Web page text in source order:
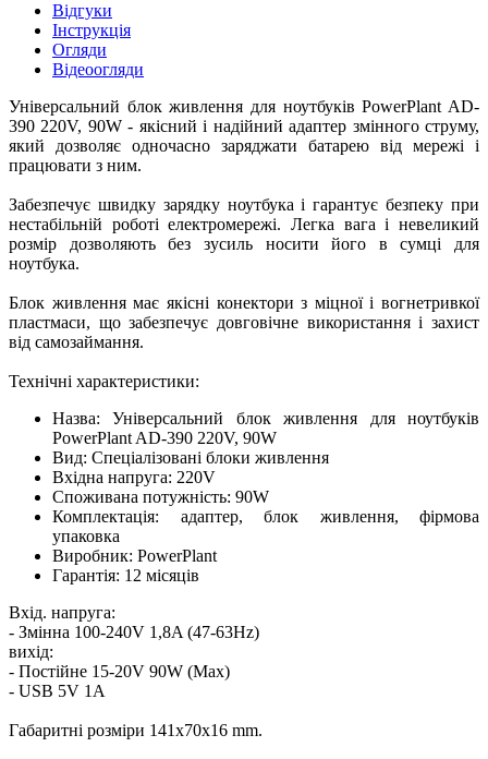
Відгуки
Інструкція
Огляди
Відеоогляди
Універсальний блок живлення для ноутбуків PowerPlant AD-
390 220V, 90W - якісний і надійний адаптер змінного струму,
який дозволяє одночасно заряджати батарею від мережі і
працювати з ним.
Забезпечує швидку зарядку ноутбука і гарантує безпеку при
нестабільній роботі електромережі. Легка вага і невеликий
розмір дозволяють без зусиль носити його в сумці для
ноутбука.
Блок живлення має якісні конектори з міцної і вогнетривкої
пластмаси, що забезпечує довговічне використання і захист
від самозаймання.
Технічні характеристики:
Назва: Універсальний блок живлення для ноутбуків
PowerPlant AD-390 220V, 90W
Вид: Спеціалізовані блоки живлення
Вхідна напруга: 220V
Споживана потужність: 90W
Комплектація: адаптер, блок живлення, фірмова
упаковка
Виробник: PowerPlant
Гарантія: 12 місяців
Вхід. напруга:
- Змінна 100-240V 1,8A (47-63Hz)
вихід:
- Постійне 15-20V 90W (Max)
- USB 5V 1A
Габаритні розміри 141x70x16 mm.